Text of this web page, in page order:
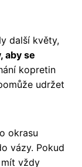
další květy,
aby se
kopretin
udržet
okrasu
vázy. Pokud
vždy